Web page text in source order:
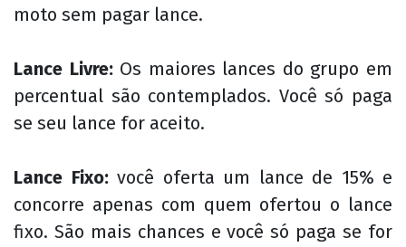
moto sem pagar lance.
Lance Livre:Os maiores lances do grupo em
percentual são contemplados. Você só paga
se seu lance for aceito.
Lance Fixo:você oferta um lance de 15% e
concorre apenas com quem ofertou o lance
fixo. São mais chances e você só paga se for